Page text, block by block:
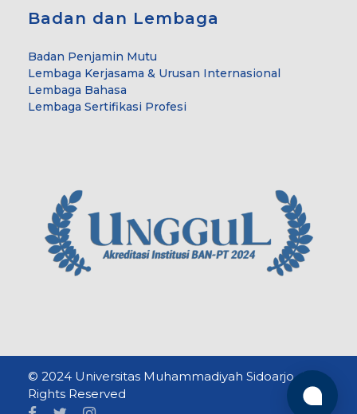
Badan dan Lembaga
Badan Penjamin Mutu
Lembaga Kerjasama & Urusan Internasional
Lembaga Bahasa
Lembaga Sertifikasi Profesi
© 2024 Universitas Muhammadiyah Sidoarjo. All
Rights Reserved